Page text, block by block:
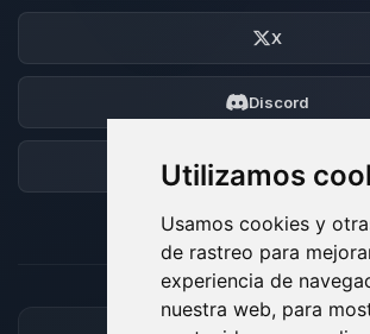
Utilizamos
Usamos cookies y
de rastreo para
experiencia de
nuestra web, para
X
Discord
Foro